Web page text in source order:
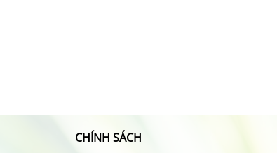
CHÍNH SÁCH